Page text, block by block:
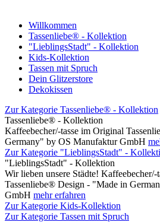
Willkommen
Tassenliebe® - Kollektion
"LieblingsStadt" - Kollektion
Kids-Kollektion
Tassen mit Spruch
Dein Glitzerstore
Dekokissen
Zur Kategorie Tassenliebe® - Kollektion
Tassenliebe® - Kollektion
Kaffeebecher/-tasse im Original
Germany" by OS Manufaktur GmbH
Zur Kategorie "LieblingsStadt" -
"LieblingsStadt" - Kollektion
Wir lieben unsere Städte! Kaffeebecher/-
Tassenliebe® Design - "Made in
GmbH mehr erfahren
Zur Kategorie Kids-Kollektion
Zur Kategorie Tassen mit Spruch